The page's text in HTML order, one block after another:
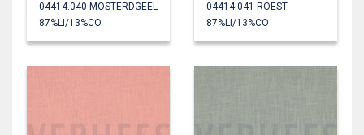
04414.040 MOSTERDGEEL
87%LI/13%CO
04414.041 ROEST
87%LI/13%CO